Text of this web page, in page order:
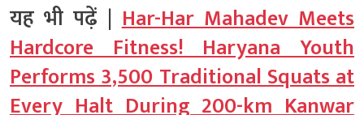
यह भी पढ़ें |Har-Har Mahadev Meets
Hardcore Fitness! Haryana Youth
Performs 3,500 Traditional Squats at
Every Halt During 200-km Kanwar